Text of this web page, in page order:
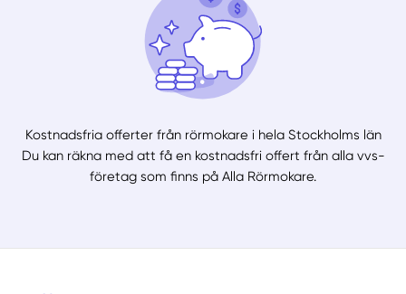
Kostnadsfria offerter från rörmokare i hela Stockholms län
Du kan räkna med att få en kostnadsfri offert från alla vvs-
företag som finns på Alla Rörmokare.